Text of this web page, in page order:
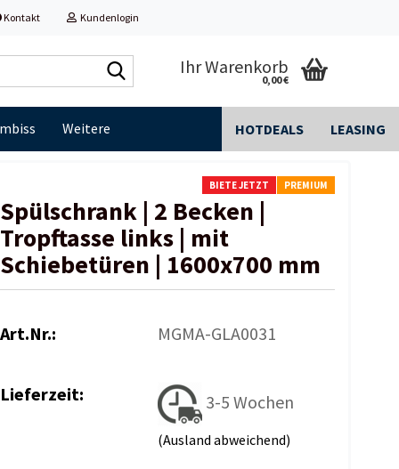
Kontakt Kundenlogin
durchsuchen...
Ihr Warenkorb
0,00 €
HOTDEALS LEASING
Weitere
BIETE JETZT PREMIUM
Spülschrank | 2 Becken |
Tropftasse links | mit
Schiebetüren | 1600x700 mm
Art.Nr.: MGMA-GLA0031
Lieferzeit: 3-5 Wochen
(Ausland abweichend)